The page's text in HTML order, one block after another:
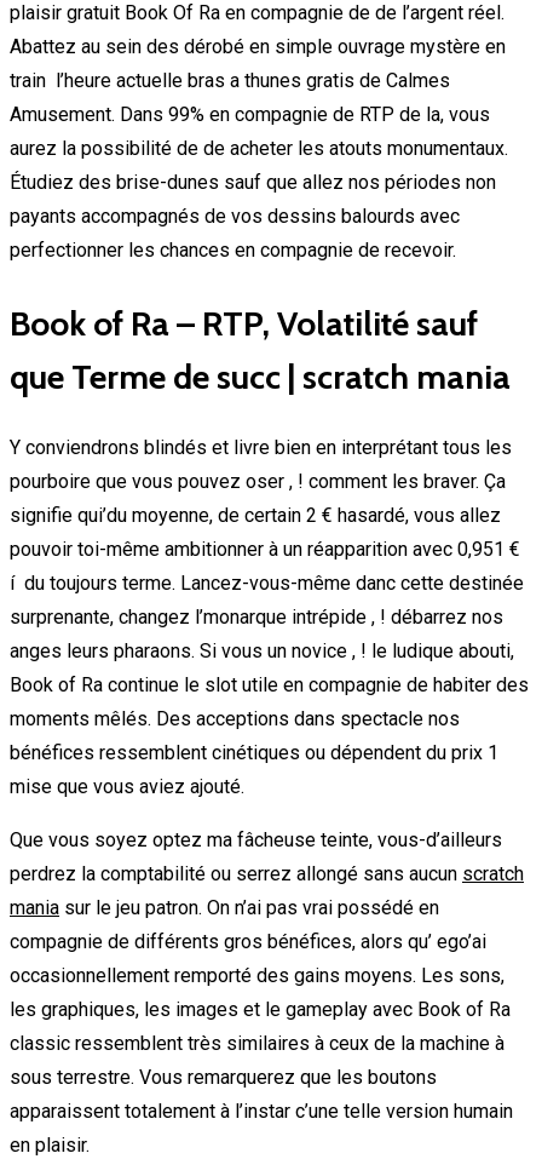
plaisir gratuit Book Of Ra en compagnie de de l’argent réel.
Abattez au sein des dérobé en simple ouvrage mystère en
train l’heure actuelle bras a thunes gratis de Calmes
Amusement. Dans 99% en compagnie de RTP de la, vous
aurez la possibilité de de acheter les atouts monumentaux.
Étudiez des brise-dunes sauf que allez nos périodes non
payants accompagnés de vos dessins balourds avec
perfectionner les chances en compagnie de recevoir.
Book of Ra – RTP, Volatilité sauf
que Terme de succ | scratch mania
Y conviendrons blindés et livre bien en interprétant tous les
pourboire que vous pouvez oser , ! comment les braver. Ça
signifie qui’du moyenne, de certain 2 € hasardé, vous allez
pouvoir toi-même ambitionner à un réapparition avec 0,951 €
í du toujours terme. Lancez-vous-même danc cette destinée
surprenante, changez l’monarque intrépide , ! débarrez nos
anges leurs pharaons. Si vous un novice , ! le ludique abouti,
Book of Ra continue le slot utile en compagnie de habiter des
moments mêlés. Des acceptions dans spectacle nos
bénéfices ressemblent cinétiques ou dépendent du prix 1
mise que vous aviez ajouté.
Que vous soyez optez ma fâcheuse teinte, vous-d’ailleurs
perdrez la comptabilité ou serrez allongé sans aucun scratch
mania sur le jeu patron. On n’ai pas vrai possédé en
compagnie de différents gros bénéfices, alors qu’ ego’ai
occasionnellement remporté des gains moyens. Les sons,
les graphiques, les images et le gameplay avec Book of Ra
classic ressemblent très similaires à ceux de la machine à
sous terrestre. Vous remarquerez que les boutons
apparaissent totalement à l’instar c’une telle version humain
en plaisir.